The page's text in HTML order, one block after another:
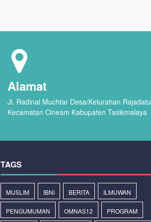
Alamat
Jl. Radinal Muchtar Desa/Kelurahan Rajadatu
Kecamatan Cineam Kabupaten Tasikmalaya
TAGS
MUSLIM IBNI BERITA ILMUWAN
PENGUMUMAN OMNAS12 PROGRAM